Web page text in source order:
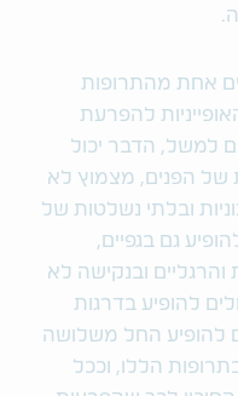
אחת מהתרופות
להפרעת
למשל, הדבר יכול
של הפנים, מצמוץ לא
ובלתי נשלטות של
גם בגפיים,
והרגליים ובנקישה לא
להופיע בדרגות
להופיע החל משלושה
הללו, וככל